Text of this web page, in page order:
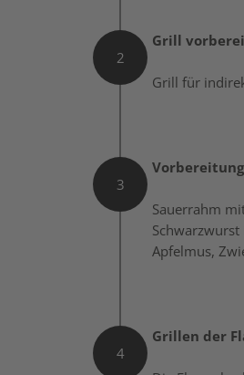
2
Grill
Grill für
3
Vorbereitung
Sauerrahm
Apfelmus,
4
Grillen der